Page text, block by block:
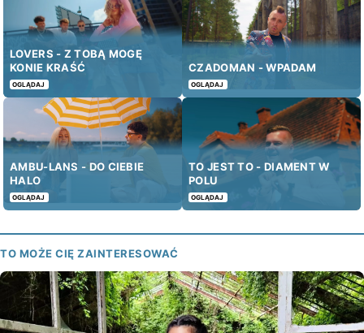
LOVERS - Z TOBĄ MOGĘ
KONIE KRAŚĆ
OGLĄDAJ
CZADOMAN - WPADAM
OGLĄDAJ
AMBU-LANS - DO CIEBIE
HALO
OGLĄDAJ
TO JEST TO - DIAMENT W
POLU
OGLĄDAJ
TO MOŻE CIĘ ZAINTERESOWAĆ